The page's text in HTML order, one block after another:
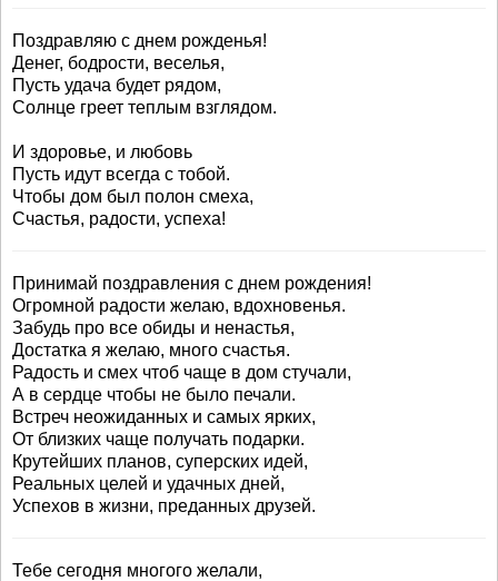
Поздравляю с днем рожденья!
Денег, бодрости, веселья,
Пусть удача будет рядом,
Солнце греет теплым взглядом.
И здоровье, и любовь
Пусть идут всегда с тобой.
Чтобы дом был полон смеха,
Счастья, радости, успеха!
Принимай поздравления с днем рождения!
Огромной радости желаю, вдохновенья.
Забудь про все обиды и ненастья,
Достатка я желаю, много счастья.
Радость и смех чтоб чаще в дом стучали,
А в сердце чтобы не было печали.
Встреч неожиданных и самых ярких,
От близких чаще получать подарки.
Крутейших планов, суперских идей,
Реальных целей и удачных дней,
Успехов в жизни, преданных друзей.
Тебе сегодня многого желали,